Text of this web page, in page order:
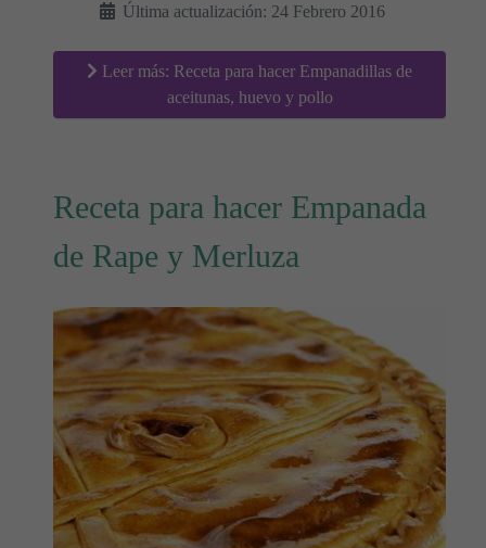
Última actualización: 24 Febrero 2016
Leer más: Receta para hacer Empanadillas de
aceitunas, huevo y pollo
Receta para hacer Empanada
de Rape y Merluza